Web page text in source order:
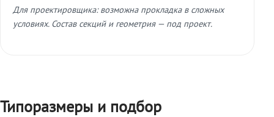
Для проектировщика: возможна прокладка в сложных
условиях. Состав секций и геометрия — под проект.
Типоразмеры и подбор